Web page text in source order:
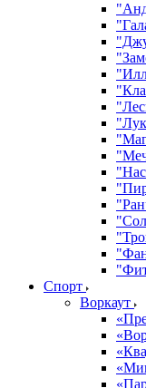
Спорт
Воркаут